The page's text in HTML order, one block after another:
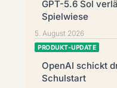
GPT-5.6 Sol
Spielwiese
5. August 2026
PRODUKT-UPDATE
OpenAI schickt
Schulstart